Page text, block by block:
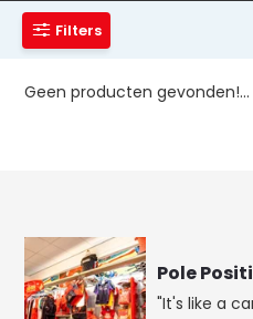
Filters
Geen producten gevonden!...
Pole
"It's like a